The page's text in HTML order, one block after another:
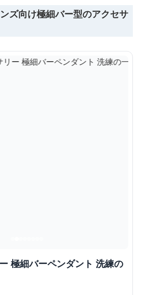
ズ向け極細バー型のアクセサ
極細バーペンダント 洗練の